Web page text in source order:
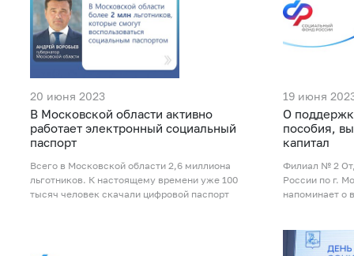
20 июня 2023
В Московской области активно
работает электронный социальный
паспорт
Всего в Московской области 2,6 миллиона
льготников. К настоящему времени уже 100
тысяч человек скачали цифровой паспорт
19 июня
О
пособия,
капитал
Филиал № 2
России по г.
напоминает о